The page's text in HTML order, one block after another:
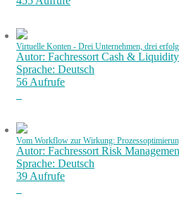
Virtuelle Konten - Drei Unternehmen, drei
Autor: Fachressort Cash & Liquidity
Sprache: Deutsch
56 Aufrufe
Vom Workflow zur Wirkung:
Autor: Fachressort Risk
Sprache: Deutsch
39 Aufrufe